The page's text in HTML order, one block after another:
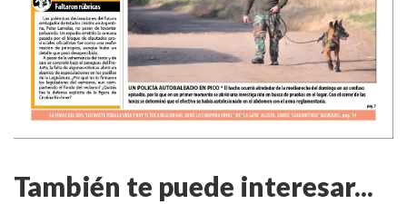
También te puede interesar...